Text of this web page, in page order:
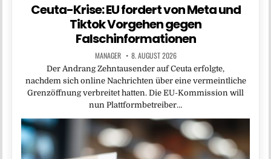
Ceuta-Krise: EU fordert von Meta und
Tiktok Vorgehen gegen
Falschinformationen
MANAGER 8. AUGUST 2026
Der Andrang Zehntausender auf Ceuta erfolgte,
nachdem sich online Nachrichten über eine vermeintliche
Grenzöffnung verbreitet hatten. Die EU-Kommission will
nun Plattformbetreiber…